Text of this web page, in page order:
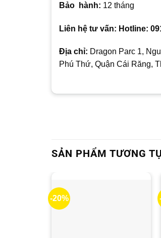
Bảo hành: 12 tháng
Liên hệ tư vấn: Hotline:
Địa chỉ: Dragon Parc 1,
Phú Thứ, Quận Cái Răng,
SẢN PHẨM TƯƠNG
-20%